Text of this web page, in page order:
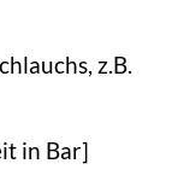
z.B.
in Bar]